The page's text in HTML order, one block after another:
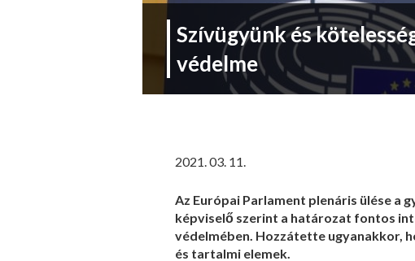
Szívügyünk és
védelme
2021. 03. 11.
Az Európai Parlament plenáris ülése a
képviselő szerint a határozat fontos
védelmében. Hozzátette ugyanakkor,
és tartalmi elemek.